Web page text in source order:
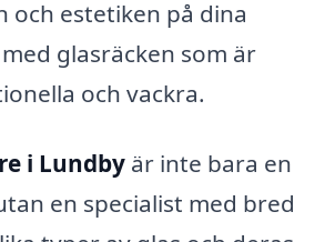
och estetiken på dina
glasräcken som är
och vackra.
i Lundby är inte bara en
en specialist med bred